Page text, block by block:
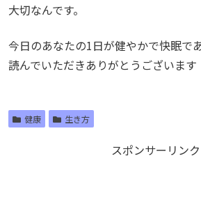
大切なんです。
今日のあなたの1日が健やかで快眠で
読んでいただきありがとうございます
健康 生き方
スポンサーリンク